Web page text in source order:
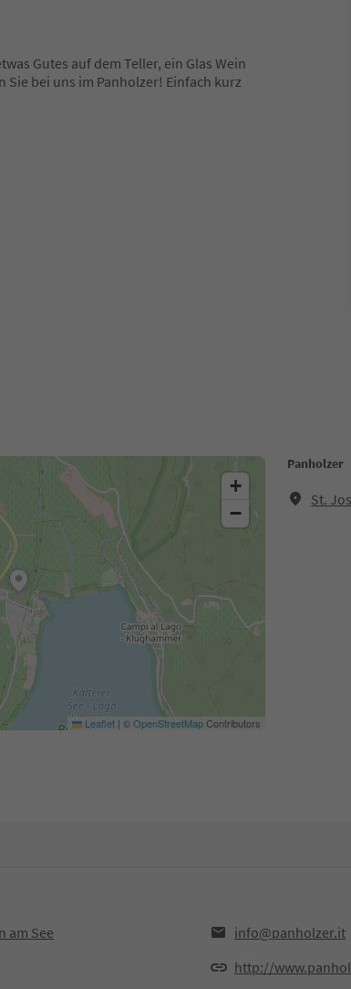
Gutes auf dem Teller, ein Glas Wein
Sie bei uns im Panholzer! Einfach kurz
Panholzer
St.
+
−
Leaflet | ©OpenStreetMapContributors
am See
info@panholzer.it
http://